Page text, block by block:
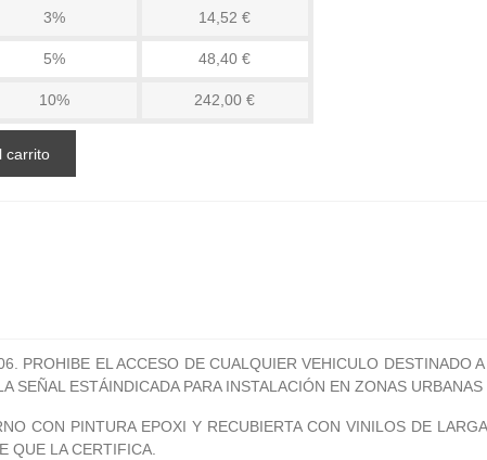
3% 14,52 €
5% 48,40 €
10% 242,00 €
carrito
PROHIBE EL ACCESO DE CUALQUIER VEHICULO DESTINADO
ESTÁINDICADA PARA INSTALACIÓN EN ZONAS
CON PINTURA EPOXI Y RECUBIERTA CON VINILOS DE
QUE LA CERTIFICA.